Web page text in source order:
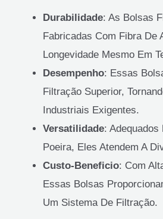
Durabilidade: As Bolsas
Fabricadas Com Fibra De
Longevidade Mesmo Em
Desempenho: Essas
Filtração Superior,
Industriais Exigentes.
Versatilidade:
Poeira, Eles Atendem A
Custo-Beneficio: Com
Essas Bolsas
Um Sistema De Filtração.